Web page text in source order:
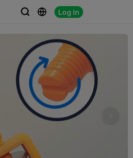
  Log In